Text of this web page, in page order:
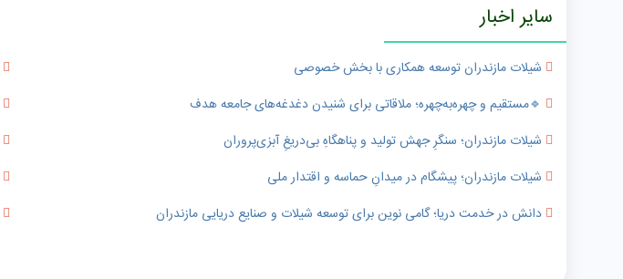
سایر اخبار
شیلات مازندران توسعه همکاری با بخش خصوصی
🔹️مستقیم و چهره‌به‌چهره؛ ملاقاتی برای شنیدن دغدغه‌های جامعه هدف
شیلات مازندران؛ سنگرِ جهش تولید و پناهگاهِ بی‌دریغِ آبزی‌پروران
شیلات مازندران؛ پیشگام در میدانِ حماسه و اقتدار ملی
دانش در خدمت دریا؛ گامی نوین برای توسعه شیلات و صنایع دریایی مازندران